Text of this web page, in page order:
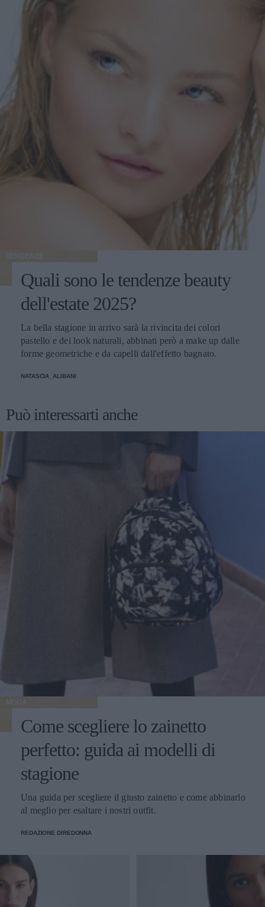
TENDENZE
Quali sono le tendenze beauty
dell'estate 2025?
La bella stagione in arrivo sarà la rivincita dei colori
pastello e dei look naturali, abbinati però a make up dalle
forme geometriche e da capelli dall'effetto bagnato.
NATASCIA_ALIBANI
Può interessarti anche
MODA
Come scegliere lo zainetto
perfetto: guida ai modelli di
stagione
Una guida per scegliere il giusto zainetto e come abbinarlo
al meglio per esaltare i nostri outfit.
REDAZIONE DIREDONNA